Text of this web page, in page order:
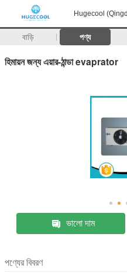
Hugecool
বাড়ি পণ্য
হিমায়ন জন্য এয়ার-ঠান্ডা evaprator
ভালো দাম
পণ্যের বিবরণ